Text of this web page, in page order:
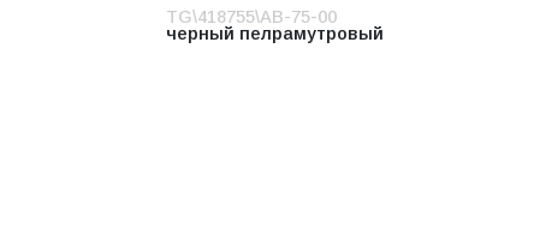
TG\418755\AB-75-00
черный пелрамутровый